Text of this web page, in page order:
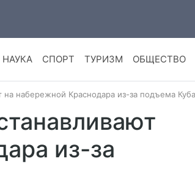
НАУКА СПОРТ ТУРИЗМ ОБЩЕСТВО
набережной Краснодара из-за подъема
из-за